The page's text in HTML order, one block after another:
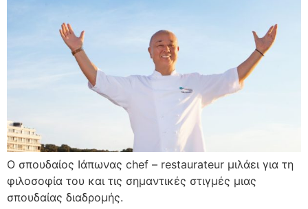
O σπουδαίος Ιάπωνας chef – restaurateur μιλάει για τη
φιλοσοφία του και τις σημαντικές στιγμές μιας
σπουδαίας διαδρομής.